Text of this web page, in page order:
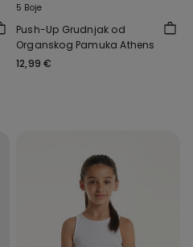
5 Boje
Push-Up Grudnjak od
Organskog Pamuka Athens
12,99 €